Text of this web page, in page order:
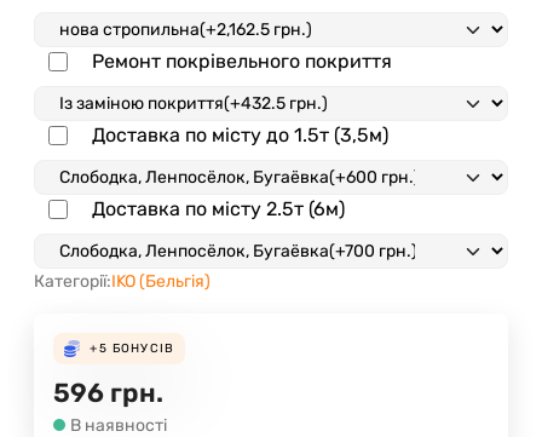
Ремонт покрівельного покриття
Доставка по місту до 1.5т (3,5м)
Доставка по місту 2.5т (6м)
Категорії:IKO (Бельгія)
+5 БОНУСІВ
596 грн.
В наявності